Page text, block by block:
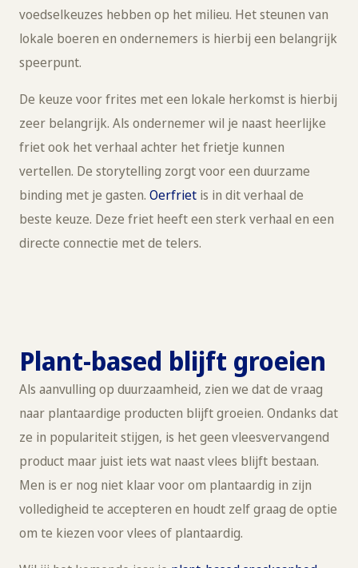
voedselkeuzes hebben op het milieu. Het steunen van
lokale boeren en ondernemers is hierbij een belangrijk
speerpunt.
De keuze voor frites met een lokale herkomst is hierbij
zeer belangrijk. Als ondernemer wil je naast heerlijke
friet ook het verhaal achter het frietje kunnen
vertellen. De storytelling zorgt voor een duurzame
binding met je gasten. Oerfriet is in dit verhaal de
beste keuze. Deze friet heeft een sterk verhaal en een
directe connectie met de telers.
Plant-based blijft groeien
Als aanvulling op duurzaamheid, zien we dat de vraag
naar plantaardige producten blijft groeien. Ondanks dat
ze in populariteit stijgen, is het geen vleesvervangend
product maar juist iets wat naast vlees blijft bestaan.
Men is er nog niet klaar voor om plantaardig in zijn
volledigheid te accepteren en houdt zelf graag de optie
om te kiezen voor vlees of plantaardig.